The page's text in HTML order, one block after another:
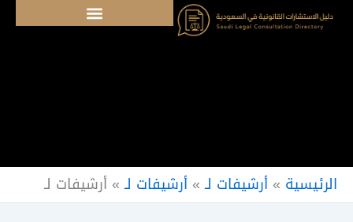
تخطي
الرئيسية »أرشيفات لـ»أرشيفات لـ» أرشيفات لـ